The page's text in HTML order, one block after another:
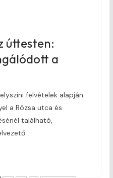
úttesten:
a
felvételek alapján
a Rózsa utca és
található,